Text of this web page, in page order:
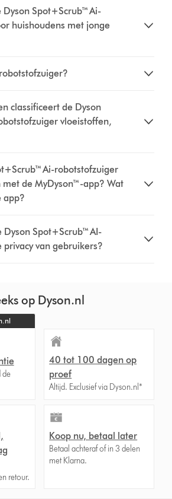
Dyson Spot+Scrub™ Ai-
huishoudens met jonge
classificeert de Dyson
vloeistoffen,
Ai-robotstofzuiger
de MyDyson™-app? Wat
app?
Spot+Scrub™ AI-
van gebruikers?
op Dyson.nl
de
40 tot 100 dagen op
proef
Altijd. Exclusief via Dyson.nl*
retour.
Koop nu, betaal later
Betaal achteraf of in 3 delen
met Klarna.